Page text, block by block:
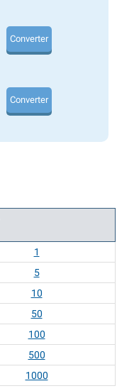
Converter
Converter
1
5
10
50
100
500
1000